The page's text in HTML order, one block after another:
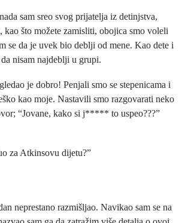
sam sreo svog prijatelja iz detinjstva,
što možete zamisliti, obojica smo voleli
se da je uvek bio deblji od mene. Kao dete i
nisam najdeblji u grupi.
je dobro! Penjali smo se stepenicama i
kao moje. Nastavili smo razgovarati neko
“Jovane, kako si j***** to uspeo???”
za Atkinsovu dijetu?”
neprestano razmišljao. Navikao sam se na